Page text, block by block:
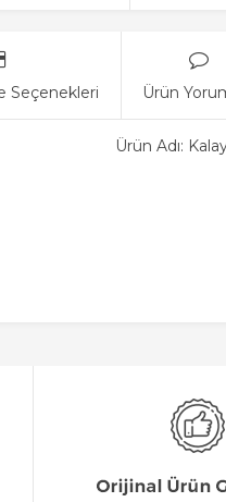
Seçenekleri Ürün
Ürün Adı: